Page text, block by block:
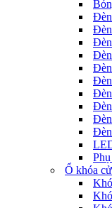
Đèn
Ổ khóa